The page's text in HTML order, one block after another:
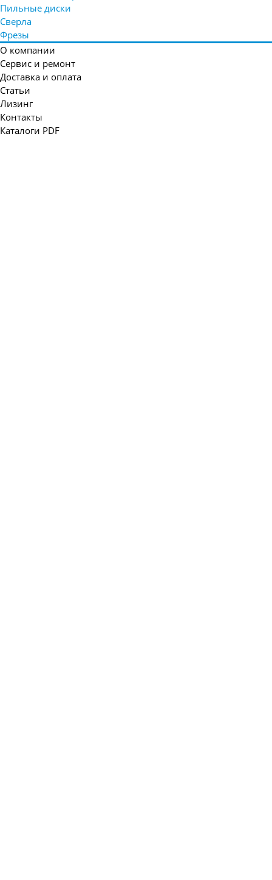
Пильные диски
Сверла
Фрезы
О компании
Сервис и ремонт
Доставка и оплата
Статьи
Лизинг
Контакты
Каталоги PDF